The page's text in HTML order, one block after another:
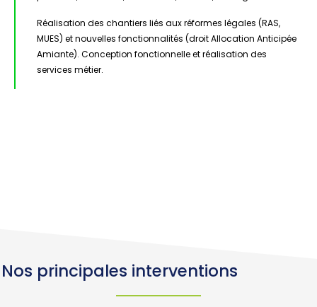
Réalisation des chantiers liés aux réformes légales (RAS,
MUES) et nouvelles fonctionnalités (droit Allocation Anticipée
Amiante). Conception fonctionnelle et réalisation des
services métier.
Nos principales interventions